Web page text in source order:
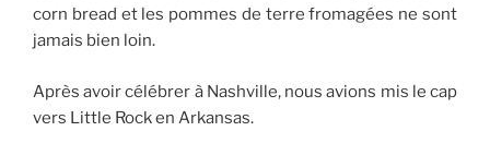
corn bread et les pommes de terre fromagées ne sont
jamais bien loin.
Après avoir célébrer à Nashville, nous avions mis le cap
vers Little Rock en Arkansas.